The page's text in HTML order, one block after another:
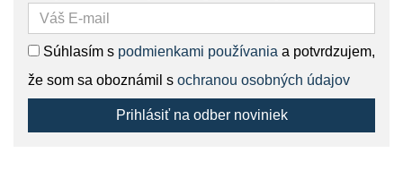
Súhlasím s podmienkami používania a potvrdzujem,
že som sa oboznámil s ochranou osobných údajov
Prihlásiť na odber noviniek